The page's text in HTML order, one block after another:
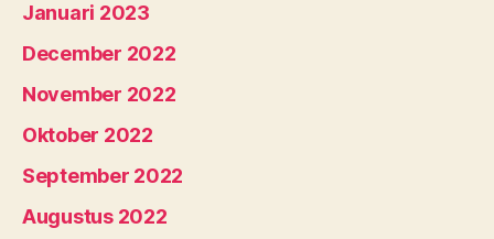
Januari 2023
December 2022
November 2022
Oktober 2022
September 2022
Augustus 2022